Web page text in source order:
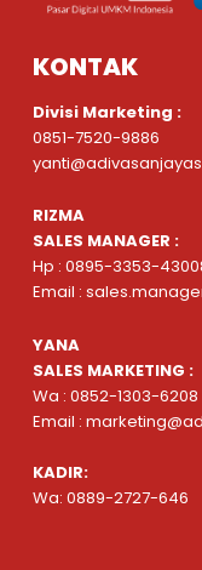
KONTAK
Divisi Marketing :
0851-7520-9886
RIZMA
SALES MANAGER :
Hp : 0895-3353-
Email :
YANA
SALES MARKETING :
Wa : 0852-1303-6208
Email :
KADIR:
Wa: 0889-2727-646